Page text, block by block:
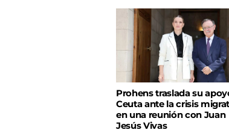
Prohens traslada su
Ceuta ante la crisis
en una reunión con Juan
Jesús Vivas